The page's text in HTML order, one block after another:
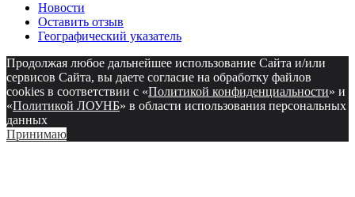
Новости
Оставить отзыв
Географический указатель
Продолжая любое дальнейшее использование Сайта и/или
сервисов Сайта, вы даете согласие на обработку файлов
cookies в соответствии с «Политикой конфиденциальности» и
«Политикой ЛОУНБ» в области использования персональных
данных
Принимаю